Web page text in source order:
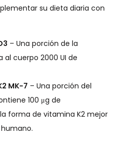
su dieta diaria con
– Una porción de la
cuerpo 2000 UI de
MK-7 – Una porción del
100 μg de
forma de vitamina K2 mejor